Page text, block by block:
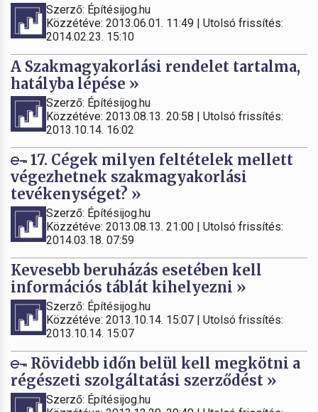
Szerző: Építésijog.hu
Közzétéve: 2013.06.01. 11:49 | Utolsó frissítés:
2014.02.23. 15:10
A Szakmagyakorlási rendelet tartalma,
hatályba lépése »
Szerző: Építésijog.hu
Közzétéve: 2013.08.13. 20:58 | Utolsó frissítés:
2013.10.14. 16:02
17. Cégek milyen feltételek mellett
végezhetnek szakmagyakorlási
tevékenységet? »
Szerző: Építésijog.hu
Közzétéve: 2013.08.13. 21:00 | Utolsó frissítés:
2014.03.18. 07:59
Kevesebb beruházás esetében kell
információs táblát kihelyezni »
Szerző: Építésijog.hu
Közzétéve: 2013.10.14. 15:07 | Utolsó frissítés:
2013.10.14. 15:07
Rövidebb időn belül kell megkötni a
régészeti szolgáltatási szerződést »
Szerző: Építésijog.hu